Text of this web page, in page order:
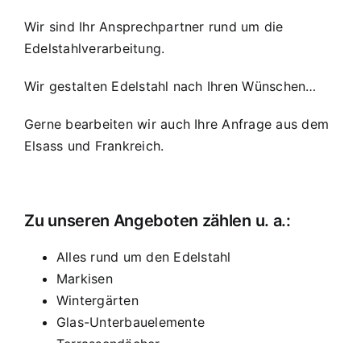
Wir sind Ihr Ansprechpartner rund um die
Edelstahlverarbeitung.
Wir gestalten Edelstahl nach Ihren Wünschen…
Gerne bearbeiten wir auch Ihre Anfrage aus dem
Elsass und Frankreich.
Zu unseren Angeboten zählen u. a.:
Alles rund um den Edelstahl
Markisen
Wintergärten
Glas-Unterbauelemente